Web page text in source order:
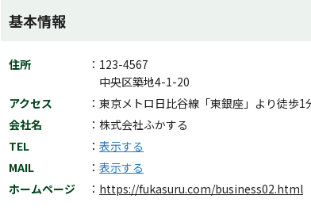
基本情報
住所
123-4567
中央区築地4-1-20
アクセス
東京メトロ日比谷線「東銀座」より徒歩1
会社名
株式会社ふかする
TEL
表示する
MAIL
表示する
ホームページ
https://fukasuru.com/business02.html